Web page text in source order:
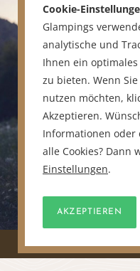
Cookie-
Glampings
analytische und
Ihnen ein
zu bieten. Wenn
nutzen möchten,
Akzeptieren.
Informationen oder
alle Cookies? Dann
Einstellungen.
AKZEPTIEREN